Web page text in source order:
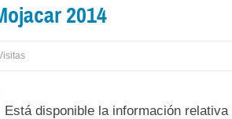
2014
Está disponible la información